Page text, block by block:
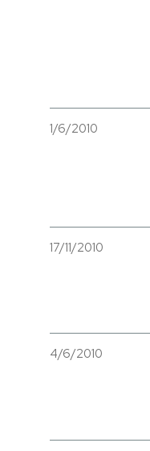
1/6/2010
17/11/2010
4/6/2010